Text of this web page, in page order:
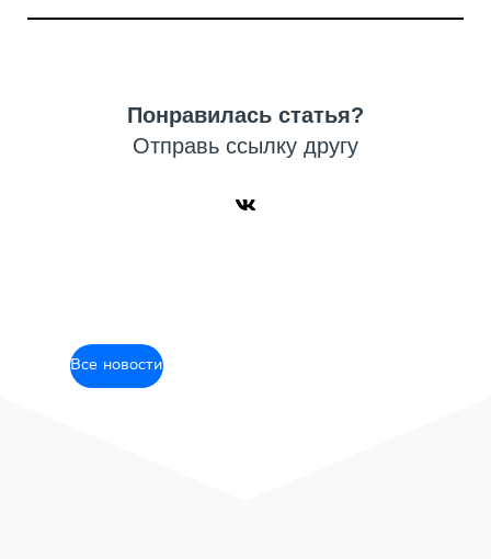
Понравилась статья?
Отправь ссылку другу
Все новости